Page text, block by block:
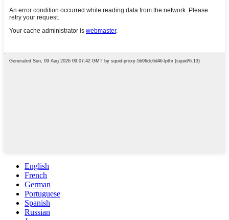
English
French
German
Portuguese
Spanish
Russian